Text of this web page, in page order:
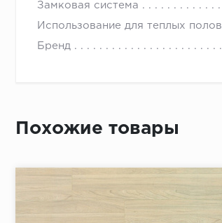
Замковая система
Использование для теплых полов
Бренд
Похожие товары